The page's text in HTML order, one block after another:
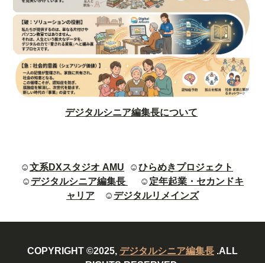
デジタルシニア編集長について
☺文系DXスタジオ AMU ☺ひらめきプロジェクト
☺ デジタルシニア編集長 ☺ 定年起業・セカンドキ
ャリア
☺ デジタルリメインズ
COPYRIGHT ©2025, デジタルシニア編集長 .ALL